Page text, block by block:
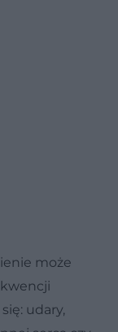
może
udary,